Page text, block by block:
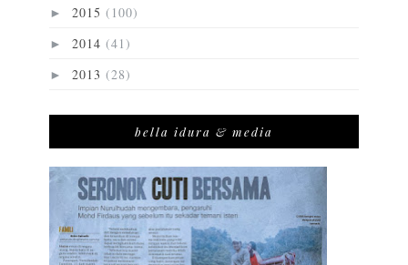
► 2015 (100)
► 2014 (41)
► 2013 (28)
bella idura & media